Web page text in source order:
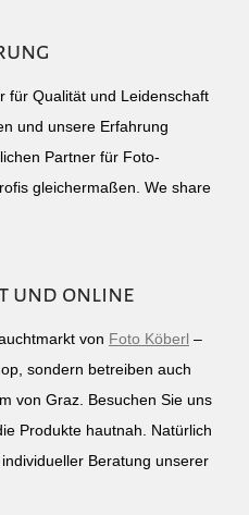
für Qualität und Leidenschaft
und unsere Erfahrung
Partner für Foto-
gleichermaßen. We share
und online
von Foto Köberl –
sondern betreiben auch
von Graz. Besuchen Sie uns
Produkte hautnah. Natürlich
Beratung unserer